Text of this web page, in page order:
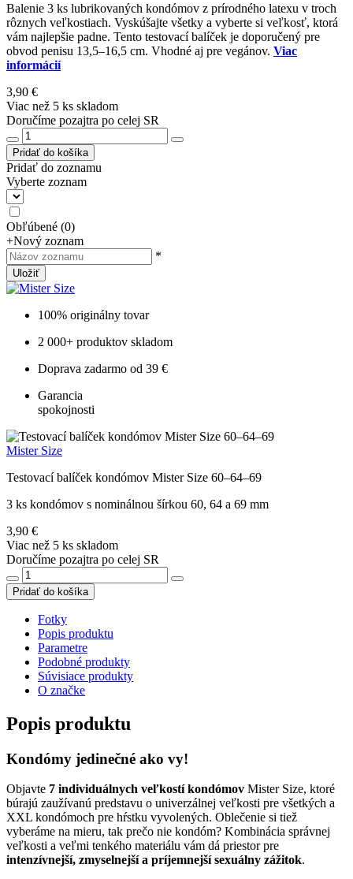
Balenie 3 ks lubrikovaných kondómov z prírodného latexu v troch
rôznych veľkostiach. Vyskúšajte všetky a vyberte si veľkosť, ktorá
vám najlepšie padne. Tento testovací balíček je doporučený pre
obvod penisu 13,5–16,5 cm. Vhodné aj pre vegánov. Viac
informácií
3,90 €
Viac než 5 ks skladom
Doručíme pozajtra po celej SR
Pridať do košíka
Pridať do zoznamu
Vyberte zoznam
Obľúbené (0)
+Nový zoznam
*
Uložiť
100% originálny tovar
2 000+ produktov skladom
Doprava zadarmo od 39 €
Garancia
spokojnosti
Mister Size
Testovací balíček kondómov Mister Size 60–64–69
3 ks kondómov s nominálnou šírkou 60, 64 a 69 mm
3,90 €
Viac než 5 ks skladom
Doručíme pozajtra po celej SR
Pridať do košíka
Fotky
Popis produktu
Parametre
Podobné produkty
Súvisiace produkty
O značke
Popis produktu
Kondómy jedinečné ako vy!
Objavte 7 individuálnych veľkostí kondómov Mister Size, ktoré
búrajú zaužívanú predstavu o univerzálnej veľkosti pre všetkých a
XXL kondómoch pre hŕstku vyvolených. Oblečenie si tiež
vyberáme na mieru, tak prečo nie kondóm? Kombinácia správnej
veľkosti a veľmi tenkého materiálu vám dá priestor pre
intenzívnejší, zmyselnejší a príjemnejší sexuálny zážitok.